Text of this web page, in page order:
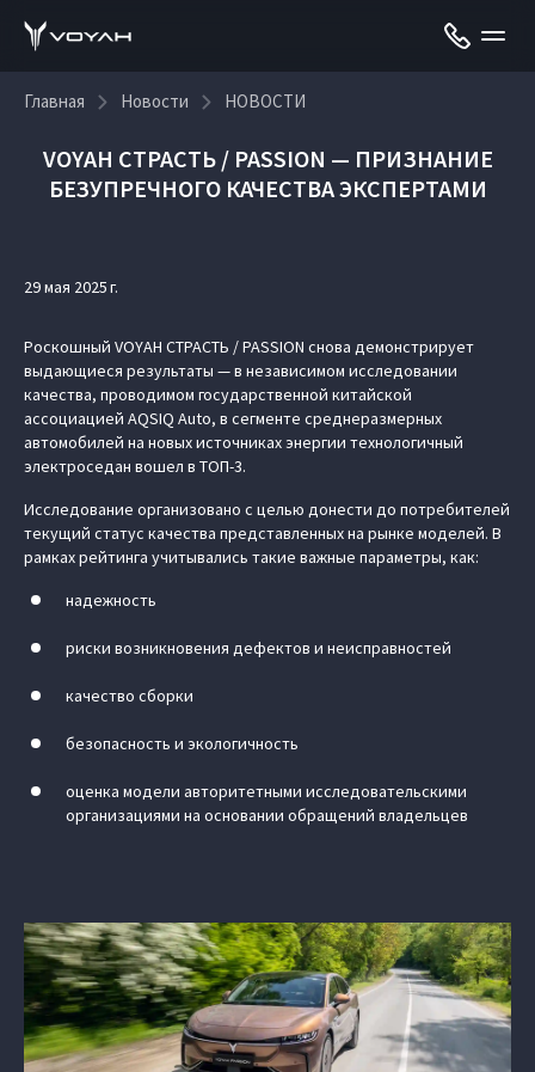
Главная Новости НОВОСТИ
VOYAH СТРАСТЬ / PASSION — ПРИЗНАНИЕ
БЕЗУПРЕЧНОГО КАЧЕСТВА ЭКСПЕРТАМИ
29 мая 2025 г.
Роскошный VOYAH СТРАСТЬ / PASSION снова демонстрирует
выдающиеся результаты — в независимом исследовании
качества, проводимом государственной китайской
ассоциацией AQSIQ Auto, в сегменте среднеразмерных
автомобилей на новых источниках энергии технологичный
электроседан вошел в ТОП-3.
Исследование организовано с целью донести до потребителей
текущий статус качества представленных на рынке моделей. В
рамках рейтинга учитывались такие важные параметры, как:
надежность
риски возникновения дефектов и неисправностей
качество сборки
безопасность и экологичность
оценка модели авторитетными исследовательскими
организациями на основании обращений владельцев